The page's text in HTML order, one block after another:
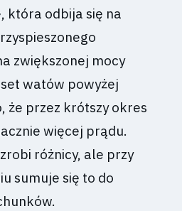
która odbija się na
zwiększonej mocy
watów powyżej
że przez krótszy okres
więcej prądu.
różnicy, ale przy
sumuje się to do